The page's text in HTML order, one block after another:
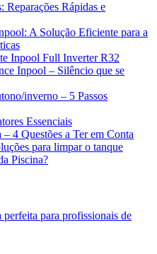
Rápidas e
A Solução Eficiente para a
Inpool Full Inverter R32
Inpool – Silêncio que se
inverno – 5 Passos
Essenciais
4 Questões a Ter em Conta
para limpar o tanque
Piscina?
para profissionais de